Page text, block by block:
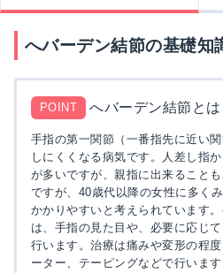
へバーデン結節の基礎知
POINT へバーデン結節とは
手指の第一関節（一番指先に近い
しにくくなる病気です。人差し指
が多いですが、親指に出来ること
ですが、40歳代以降の女性に多く
かかりやすいと考えられています
は、手指の見た目や、必要に応じ
行います。治療は痛みや変形の程
ーター、テーピングなどで行いま